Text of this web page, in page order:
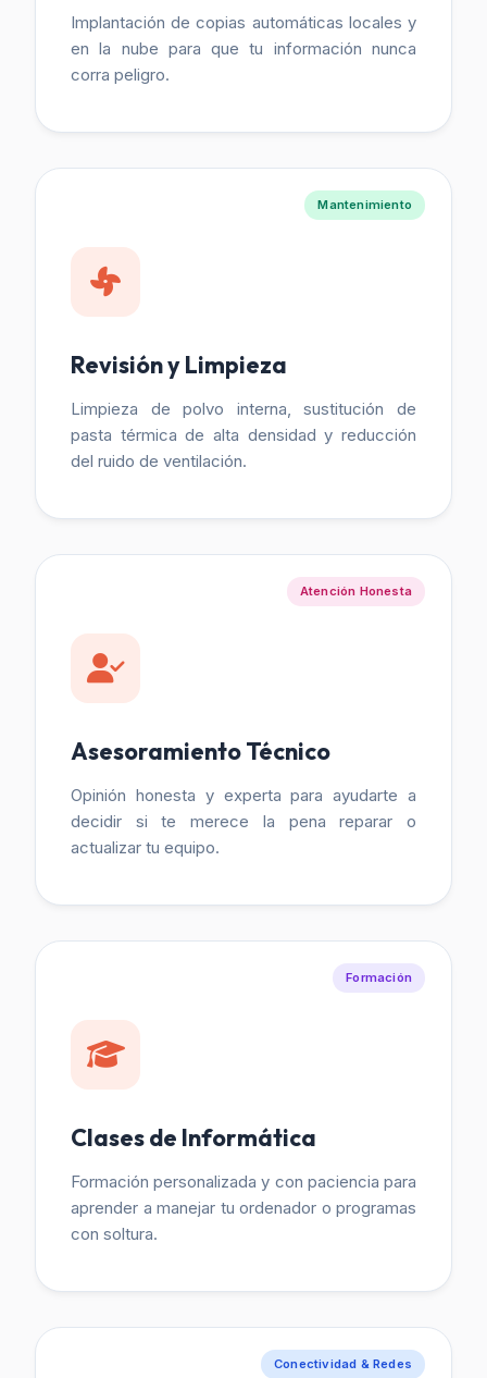
Implantación de copias automáticas locales y
en la nube para que tu información nunca
corra peligro.
Mantenimiento
Revisión y Limpieza
Limpieza de polvo interna, sustitución de
pasta térmica de alta densidad y reducción
del ruido de ventilación.
Atención Honesta
Asesoramiento Técnico
Opinión honesta y experta para ayudarte a
decidir si te merece la pena reparar o
actualizar tu equipo.
Formación
Clases de Informática
Formación personalizada y con paciencia para
aprender a manejar tu ordenador o programas
con soltura.
Conectividad & Redes